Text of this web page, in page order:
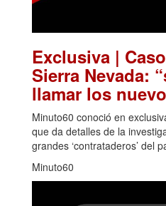
Exclusiva |
Sierra Nevada:
llamar los
Minuto60 conoció en
que da detalles de la
grandes ‘contrataderos’ del
Minuto60